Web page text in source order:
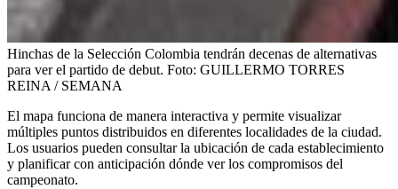
Hinchas de la Selección Colombia tendrán decenas de alternativas
para ver el partido de debut. Foto: GUILLERMO TORRES
REINA / SEMANA
El mapa funciona de manera interactiva y permite visualizar
múltiples puntos distribuidos en diferentes localidades de la ciudad.
Los usuarios pueden consultar la ubicación de cada establecimiento
y planificar con anticipación dónde ver los compromisos del
campeonato.